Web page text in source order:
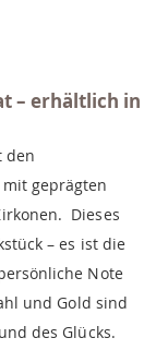
– erhältlich in
den
geprägten
Dieses
– es ist die
Note
und Gold sind
des Glücks.